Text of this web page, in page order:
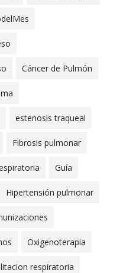
Cáncer de Pulmón
estenosis traqueal
Fibrosis pulmonar
Guía
Hipertensión pulmonar
Oxigenoterapia
respiratoria